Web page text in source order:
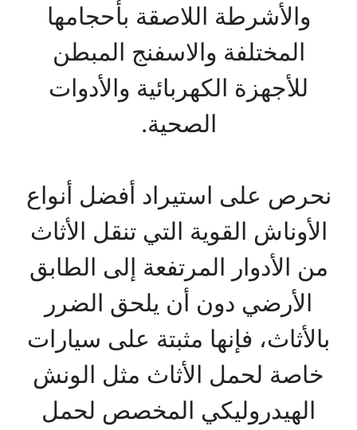
والأشرطة اللاصقة بأحجامها
المختلفة والاسفنج المبطن
للأجهزة الكهربائية والأدوات
الصحية.
نحرص على استيراد أفضل أنواع
الأوناش القوية التي تنقل الأثاث
من الأدوار المرتفعة إلى الطابق
الأرضي دون أن يلحق الضرر
بالأثاث، فإنها مثبتة على سيارات
خاصة لحمل الأثاث مثل الونش
الهيدروليكي المخصص لحمل